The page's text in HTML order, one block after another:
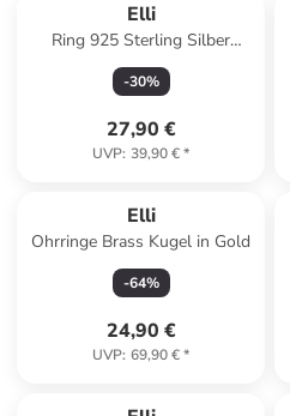
Elli
Ring 925 Sterling Silber
Astro, Halbmond in Silber
-30%
27,90 €
UVP: 39,90 €*
Elli
Ohrringe Brass Kugel in Gold
-64%
24,90 €
UVP: 69,90 €*